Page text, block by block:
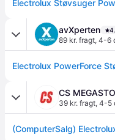
avXperten
89 kr. fragt, 4-6
CS
39 kr. fragt, 4-5